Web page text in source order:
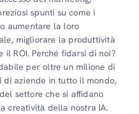
spunti su come i
aumentare la loro
migliorare la produttività
il ROI. Perché fidarsi di noi?
per oltre un milione di
di aziende in tutto il mondo,
settore che si affidano
creatività della nostra IA.